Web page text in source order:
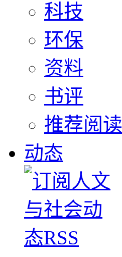
科技
环保
资料
书评
推荐阅读
动态